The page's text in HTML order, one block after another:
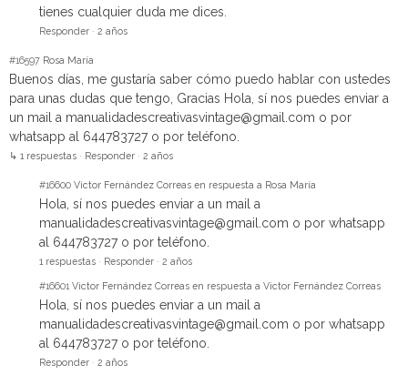
tienes cualquier duda me dices.
Responder · 2 años
#16597 Rosa María
Buenos días, me gustaría saber cómo puedo hablar con ustedes
para unas dudas que tengo, Gracias Hola, sí nos puedes enviar a
un mail a manualidadescreativasvintage@gmail.com o por
whatsapp al 644783727 o por teléfono.
↳ 1 respuestas · Responder · 2 años
#16600 Victor Fernández Correas en respuesta a Rosa María
Hola, sí nos puedes enviar a un mail a
manualidadescreativasvintage@gmail.com o por whatsapp
al 644783727 o por teléfono.
1 respuestas · Responder · 2 años
#16601 Victor Fernández Correas en respuesta a Victor Fernández Correas
Hola, sí nos puedes enviar a un mail a
manualidadescreativasvintage@gmail.com o por whatsapp
al 644783727 o por teléfono.
Responder · 2 años